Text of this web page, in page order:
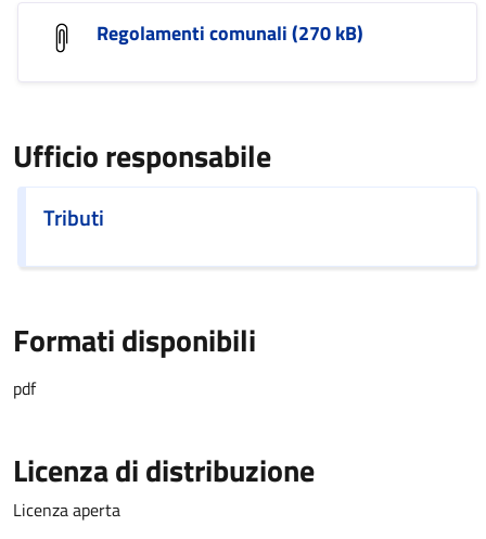
Regolamenti comunali (270 kB)
Ufficio responsabile
Tributi
Formati disponibili
pdf
Licenza di distribuzione
Licenza aperta